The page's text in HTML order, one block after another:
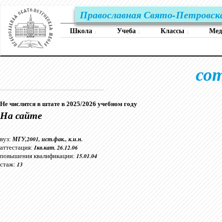
Православная Свято-
Школа ↓ Учеба ↓ Классы ↓
Не числится в штате в 2025/2026 учебном году
На сайте
вуз:МГУ,2001, ист.фак., к.и.н.
аттестация:Iкв.кат. 26.12.06
повышения квалификации:15.01.04
стаж:13